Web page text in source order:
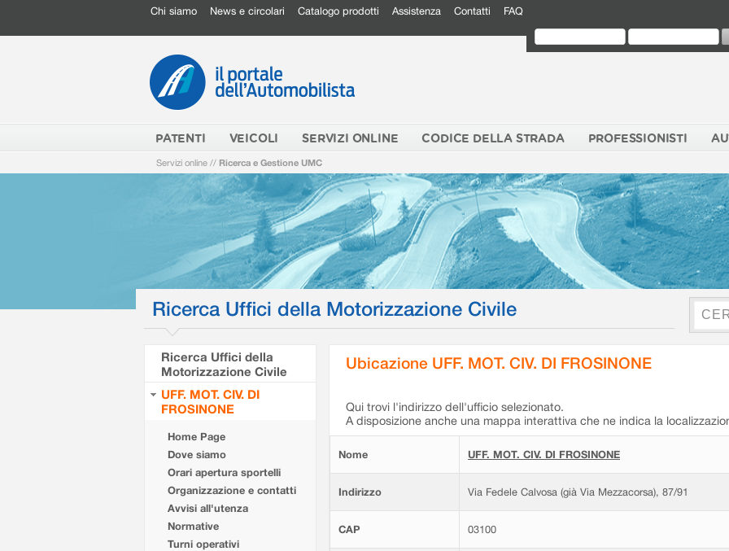
Chi siamo News e circolari Catalogo prodotti Assistenza Contatti FAQ
PATENTI VEICOLI SERVIZI ONLINE CODICE DELLA STRADA PROFESSIONISTI
Servizi online // Ricerca e Gestione UMC
Ricerca Uffici della Motorizzazione Civile
Ricerca Uffici della
Motorizzazione Civile
UFF. MOT. CIV. DI
FROSINONE
Home Page
Dove siamo
Orari apertura sportelli
Organizzazione e contatti
Avvisi all'utenza
Normative
Turni operativi
Ubicazione UFF. MOT. CIV. DI FROSINONE
Qui trovi l'indirizzo dell'ufficio selezionato.
A disposizione anche una mappa interattiva che ne indica la
Nome UFF. MOT. CIV. DI FROSINONE
Indirizzo Via Fedele Calvosa (già Via Mezzacorsa), 87/91
CAP 03100